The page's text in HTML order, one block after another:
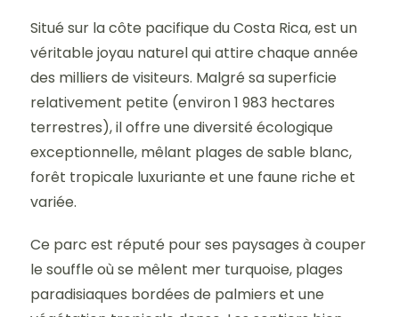
Situé sur la côte pacifique du Costa Rica, est un
véritable joyau naturel qui attire chaque année
des milliers de visiteurs. Malgré sa superficie
relativement petite (environ 1 983 hectares
terrestres), il offre une diversité écologique
exceptionnelle, mêlant plages de sable blanc,
forêt tropicale luxuriante et une faune riche et
variée.
Ce parc est réputé pour ses paysages à couper
le souffle où se mêlent mer turquoise, plages
paradisiaques bordées de palmiers et une